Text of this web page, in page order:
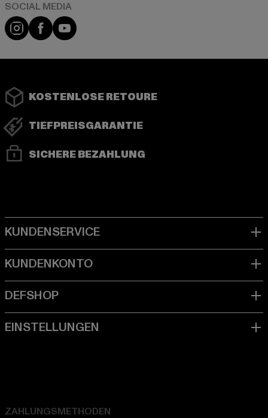
Instagram
FacebookYouTube
KOSTENLOSE RETOURE
TIEFPREISGARANTIE
SICHERE BEZAHLUNG
ZAHLUNGSMETHODEN